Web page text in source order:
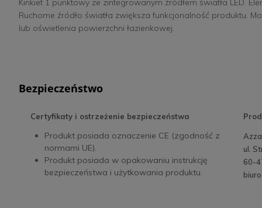
Kinkiet 1 punktowy ze zintegrowanym źródłem światła LED.
Ruchome źródło światła zwiększa funkcjonalność produktu.
lub oświetlenia powierzchni łazienkowej.
Bezpieczeństwo
ul.
60-
Certyfikaty i ostrzeżenie bezpieczeństwa
Produkt posiada oznaczenie CE (zgodność z
normami UE).
Produkt posiada w opakowaniu instrukcję
bezpieczeństwa i użytkowania produktu.